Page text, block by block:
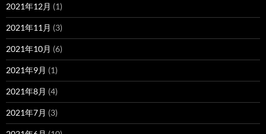
2021年12月 (1)
2021年11月 (3)
2021年10月 (6)
2021年9月 (1)
2021年8月 (4)
2021年7月 (3)